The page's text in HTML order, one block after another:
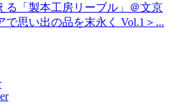
る「製本工房リーブル」＠文京
で思い出の品を末永く Vol.1＞...